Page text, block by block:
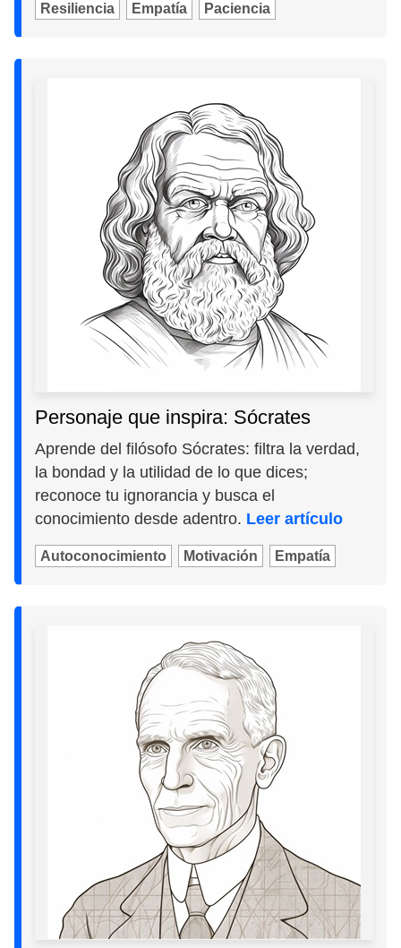
Resiliencia Empatía Paciencia
Personaje que inspira: Sócrates
Aprende del filósofo Sócrates: filtra la verdad,
la bondad y la utilidad de lo que dices;
reconoce tu ignorancia y busca el
conocimiento desde adentro. Leer artículo
Autoconocimiento Motivación Empatía